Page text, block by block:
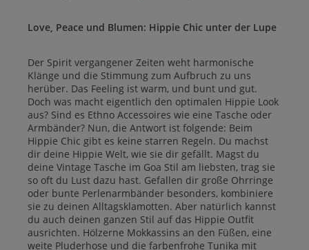
Love, Peace und Blumen: Hippie Chic unter der Lupe
Der Spirit vergangener Zeiten weht harmonische
Klänge und die Stimmung zum Aufbruch zu uns
herüber. Das Feeling ist warm, und bunt und gut.
Doch was macht eigentlich den optimalen Hippie Look
aus? Sind es Ethno Accessoires wie eine Tasche oder
Armbänder? Nun, die Antwort ist folgende: Beim
Hippie Chic gibt es keine starren Regeln. Du machst
dir deine Hippie Welt, wie sie dir gefällt. Magst du
deine Vintage Tasche im Goa Stil am liebsten, trag sie
so oft du Lust dazu hast. Gefallen dir große Ohrringe
oder bunte Perlenarmbänder besonders, kombiniere
sie zu deinen Alltagsklamotten. Aber natürlich kannst
du auch deinen ganzen Stil auf das Hippie Outfit
ausrichten. Hölzerne Mokkassins an den Füßen, eine
weite Pluderhose und die farbenfrohe Tunika mit